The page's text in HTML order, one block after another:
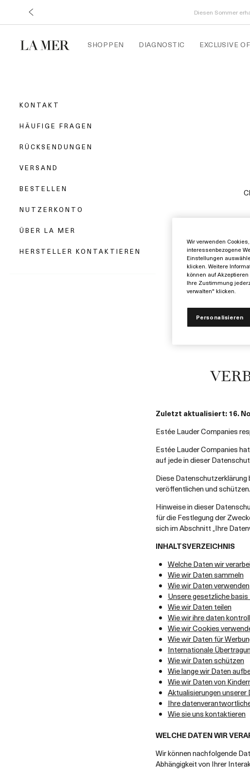
Diesen Sommer
SHOPPEN DIAGNOSTIC EXCLUSIVE
KONTAKT
HÄUFIGE FRAGEN
RÜCKSENDUNGEN
VERSAND
BESTELLEN
NUTZERKONTO
ÜBER LA MER
HERSTELLER KONTAKTIEREN
Live-
Zuletzt aktualisiert: 16.
Estée Lauder Companies
Estée Lauder Companies
auf jede in dieser
Diese Datenschutzerklärung
veröffentlichen und
Hinweise in dieser
für die Festlegung der
sich im Abschnitt „Ihre
INHALTSVERZEICHNIS
Welche Daten wir
Wie wir Daten sammeln
Wie wir Daten verwenden
Unsere gesetzliche
Wie wir Daten teilen
Wie wir ihre daten
Wie wir Cookies
Wie wir Daten für
Internationale
Wie wir Daten schützen
Wie lange wir Daten
Wie wir Daten von
Aktualisierungen
Ihre
Wie sie uns kontaktieren
WELCHE DATEN WIR
Wir können nachfolgende
Abhängigkeit von Ihrer
Wir verwenden
interessenbezogene
Einstellungen
klicken. Weitere
können auf
Ihre Zustimmung
verwalten" klicken.
Personalisieren